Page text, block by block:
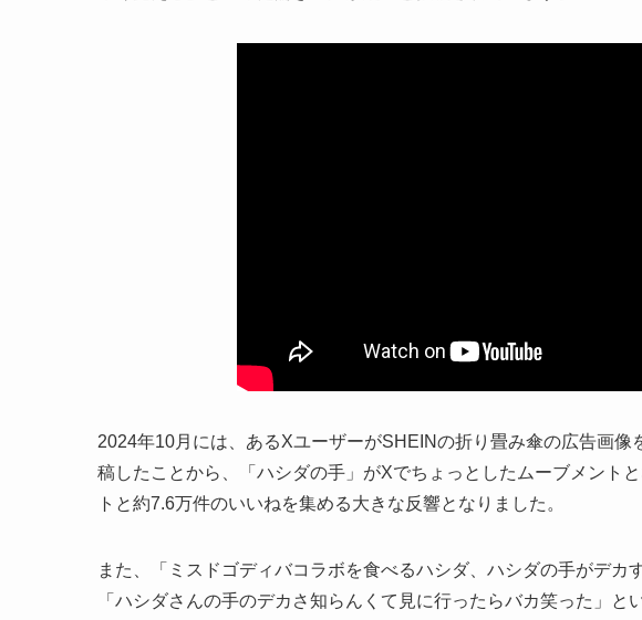
2024年10月には、あるXユーザーがSHEINの折り畳み傘の広告画
稿したことから、「ハシダの手」がXでちょっとしたムーブメント
トと約7.6万件のいいねを集める大きな反響となりました。
また、「ミスドゴディバコラボを食べるハシダ、ハシダの手がデカ
「ハシダさんの手のデカさ知らんくて見に行ったらバカ笑った」